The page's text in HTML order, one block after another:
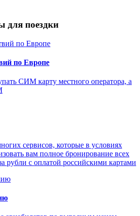
для поездки
по Европе
СИМ карту местного оператора, а
сервисов, которые в условиях
вам полное бронирование всех
рубли с оплатой российскими картами